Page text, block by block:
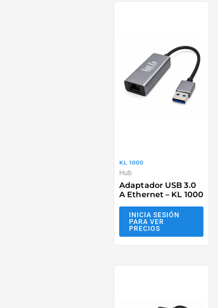
KL 1000
Hub
Adaptador USB 3.0
A Ethernet – KL 1000
INICIA SESIÓN
PARA VER
PRECIOS